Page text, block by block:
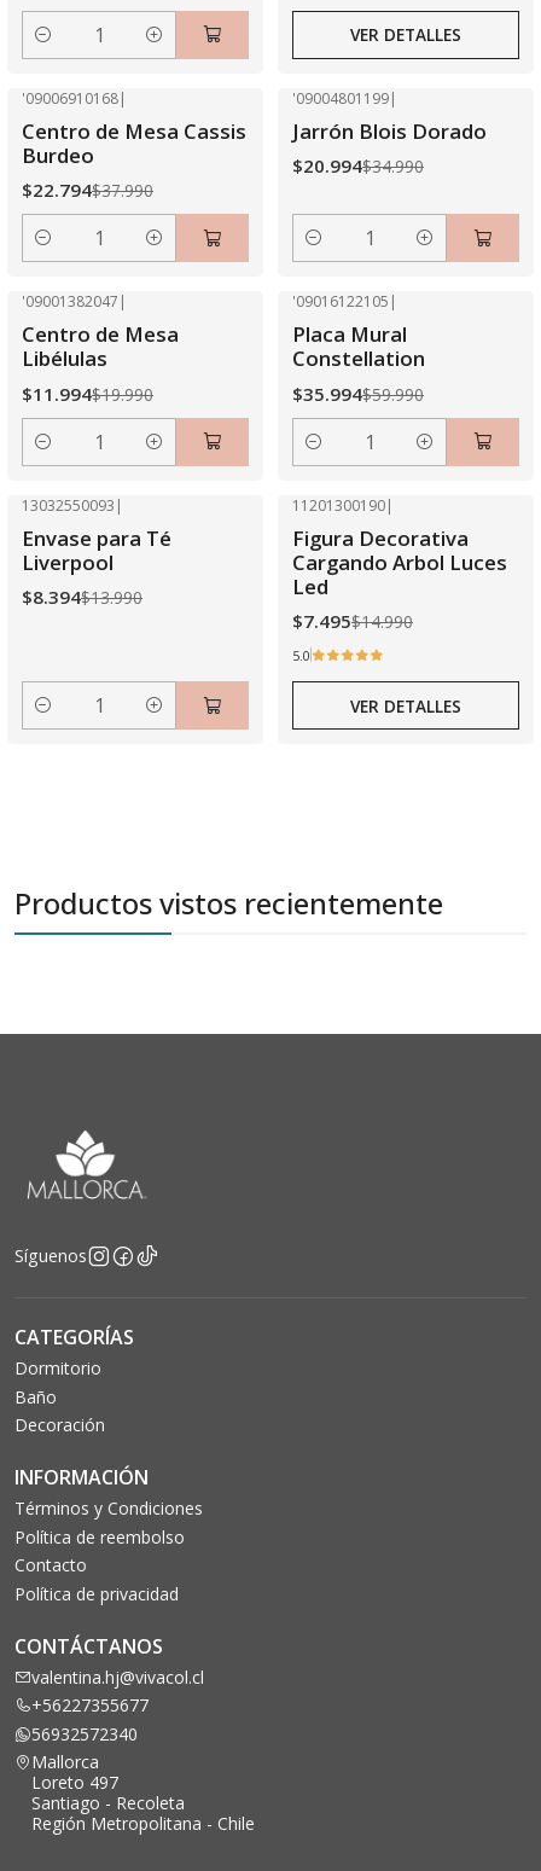
Cantidad
VER DETALLES
'09006910168|
Centro de Mesa Cassis
Burdeo
$22.794$37.990
Cantidad
'09004801199|
Jarrón Blois Dorado
$20.994$34.990
Cantidad
'09001382047 |
Centro de Mesa
Libélulas
$11.994$19.990
Cantidad
'09016122105 |
Placa Mural
Constellation
$35.994$59.990
Cantidad
13032550093 |
Envase para Té
Liverpool
$8.394$13.990
Cantidad
Agotado
11201300190|
Figura Decorativa
Cargando Arbol Luces
Led
$7.495$14.990
5.0
VER DETALLES
Productos vistos recientemente
Síguenos
CATEGORÍAS
Dormitorio
Baño
Decoración
INFORMACIÓN
Términos y Condiciones
Política de reembolso
Contacto
Política de privacidad
CONTÁCTANOS
valentina.hj@vivacol.cl
+56227355677
56932572340
Mallorca
Loreto 497
Santiago - Recoleta
Región Metropolitana - Chile